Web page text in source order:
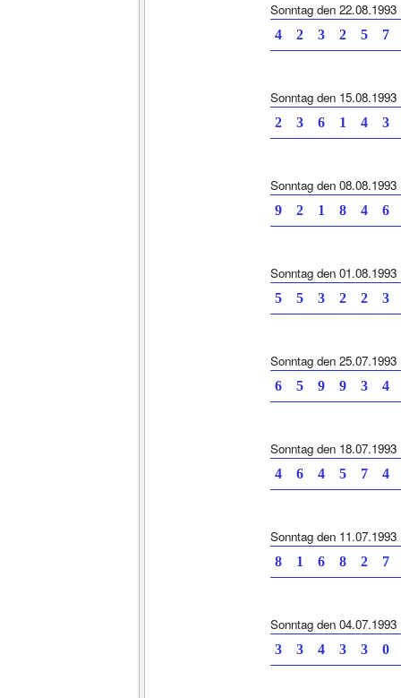
Sonntag den 22.08.1993
4 2 3 2 5
Sonntag den 15.08.1993
2 3 6 1 4
Sonntag den 08.08.1993
9 2 1 8 4
Sonntag den 01.08.1993
5 5 3 2 2
Sonntag den 25.07.1993
6 5 9 9 3
Sonntag den 18.07.1993
4 6 4 5 7
Sonntag den 11.07.1993
8 1 6 8 2
Sonntag den 04.07.1993
3 3 4 3 3